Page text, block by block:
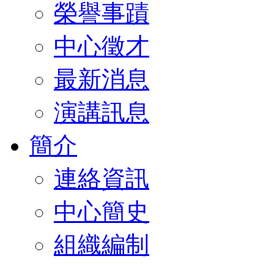
榮譽事蹟
中心徵才
最新消息
演講訊息
簡介
連絡資訊
中心簡史
組織編制